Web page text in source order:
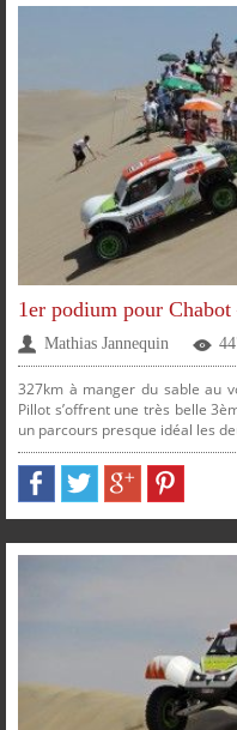
GOOGLEPINTEREST
GOOGLEPINTEREST
PARTAGERPARTAGERPARTAGERPARTAGER
1er podium pour
Mathias Jannequin
327km à manger du sable au
Pillot s’offrent une très belle
un parcours presque idéal les